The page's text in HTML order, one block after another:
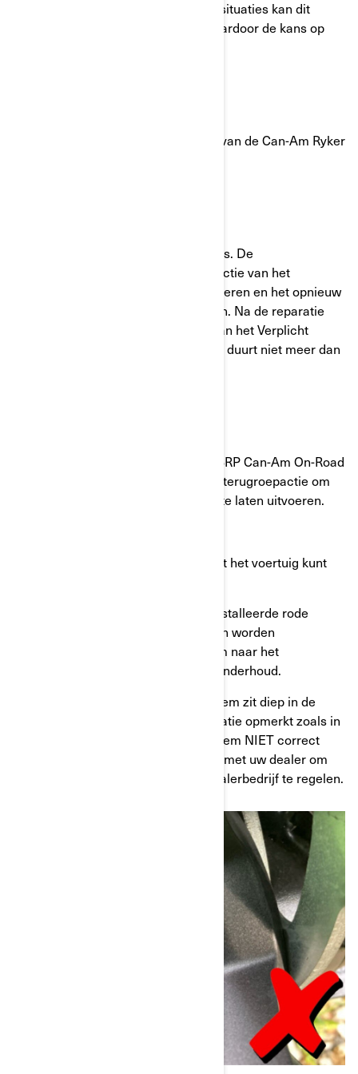
van de rode borgklem). In sommige situaties kan dit
leiden tot verliezen van een wiel, waardoor de kans op
Sommige specifieke serienummers van de Can-Am Ryker
BRP repareert uw voertuig kostenloos. De
correctiemaatregel omvat een inspectie van het
aandraaimoment van de voorwielmoeren en het opnieuw
installeren van de rode borgklemmen. Na de reparatie
overhandigt de dealer u een kopie van het Verplicht
certificeringsformulier. Deze service duurt niet meer dan
Neem contact op met een erkende BRP Can-Am On-Road
dealer en maak een afspraak om de terugroepactie om
veiligheidsredenen aan uw voertuig te laten uitvoeren.
Hoe kan worden vastgesteld of u met het voertuig kunt
De aanwezigheid van een goed geïnstalleerde rode
borgklem voorkomt dat een moer kan worden
losgedraaid; het voertuig kan daarom naar het
dealerbedrijf worden gereden voor onderhoud.
Een goed geïnstalleerde rode borgklem zit diep in de
groef rond de moer. Als u een installatie opmerkt zoals in
de afbeelding hieronder (rode borgklem NIET correct
geïnstalleerd), neem dan contact op met uw dealer om
vervoer van uw voertuig naar het dealerbedrijf te regelen.